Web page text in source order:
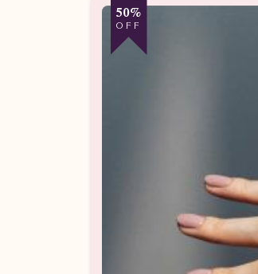
50%
OFF